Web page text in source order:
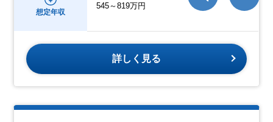
想定年収
545～819万円
詳しく見る